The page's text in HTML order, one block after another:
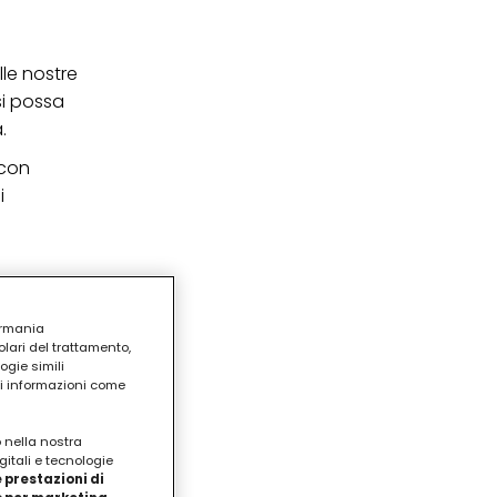
nostre
possa
del trattamento,
simili
informazioni come
nella nostra
e tecnologie
prestazioni di